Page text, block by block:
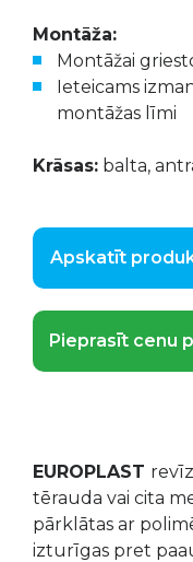
Montāža:
Montāžai
Ieteicams
montāžas līmi
Krāsas: balta,
Apskatīt
Pieprasīt cenu
EUROPLAST
tērauda vai cita
pārklātas ar
izturīgas pret